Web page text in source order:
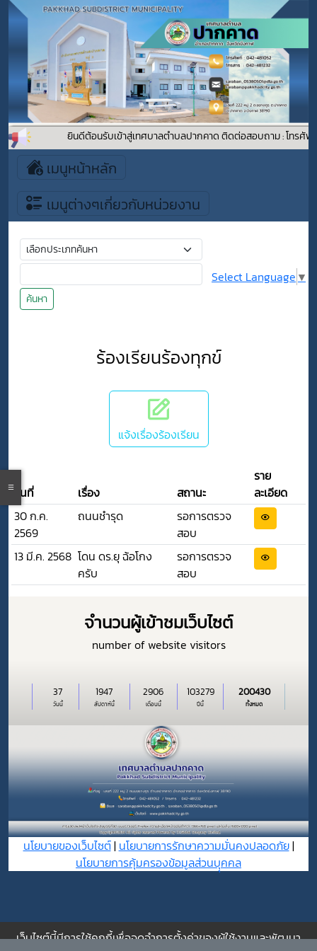
ยินดีต้อนรับเข้าสู่เทศบาลตำบลปากคาด ติดต่อสอบถาม : โทรศัพท์
เมนูหน้าหลัก
เมนูต่างๆเกี่ยวกับหน่วยงาน
ค้นหา
Select Language ▼
ร้องเรียนร้องทุกข์
แจ้งเรื่องร้องเรียน
วันที่ เรื่อง สถานะ
ราย
ละเอียด
30 ก.ค.
2569
ถนนชำรุด
รอการตรวจ
สอบ
13 มี.ค. 2568 โดน ดร.ยุ ฉ้อโกง
ครับ
รอการตรวจ
สอบ
จำนวนผู้เข้าชมเว็บไซต์
number of website visitors
วันนี้
37
สัปดาห์นี้
1947
เดือนนี้
2906
ปีนี้
103279
ทั้งหมด
200430
นโยบายของเว็บไซต์| นโยบายการรักษาความมั่นคงปลอดภัย|
นโยบายการคุ้มครองข้อมูลส่วนบุุคคล
เว็บไซต์นี้มีการใช้คุกกี้เพื่อจดจำการตั้งค่าของผู้ใช้งานและพัฒนา